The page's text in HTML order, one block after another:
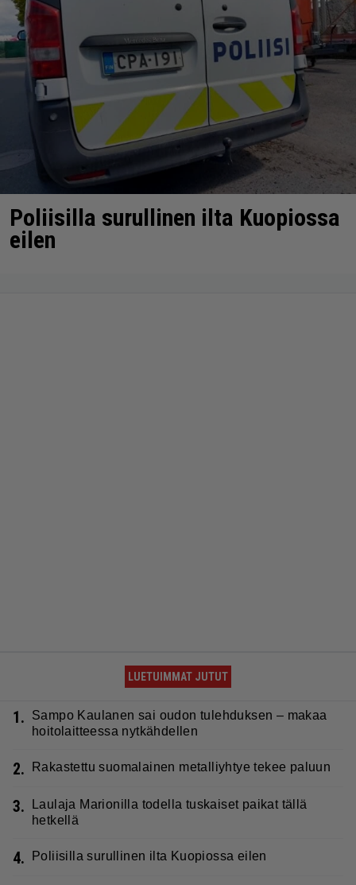
Poliisilla surullinen ilta Kuopiossa
eilen
LUETUIMMAT JUTUT
1.
Sampo Kaulanen sai oudon tulehduksen – makaa
hoitolaitteessa nytkähdellen
2. Rakastettu suomalainen metalliyhtye tekee paluun
3.
Laulaja Marionilla todella tuskaiset paikat tällä
hetkellä
4. Poliisilla surullinen ilta Kuopiossa eilen